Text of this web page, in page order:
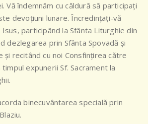
Vă îndemnăm cu căldură să participați
devoțiuni lunare. Încredințați-vă
participând la Sfânta Liturghie din
dezlegarea prin Sfânta Spovadă și
și recitând cu noi Consfințirea către
expunerii Sf. Sacrament la
binecuvântarea specială prin